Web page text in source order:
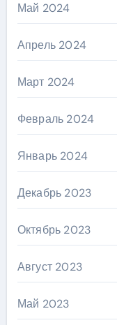
Май 2024
Апрель 2024
Март 2024
Февраль 2024
Январь 2024
Декабрь 2023
Октябрь 2023
Август 2023
Май 2023